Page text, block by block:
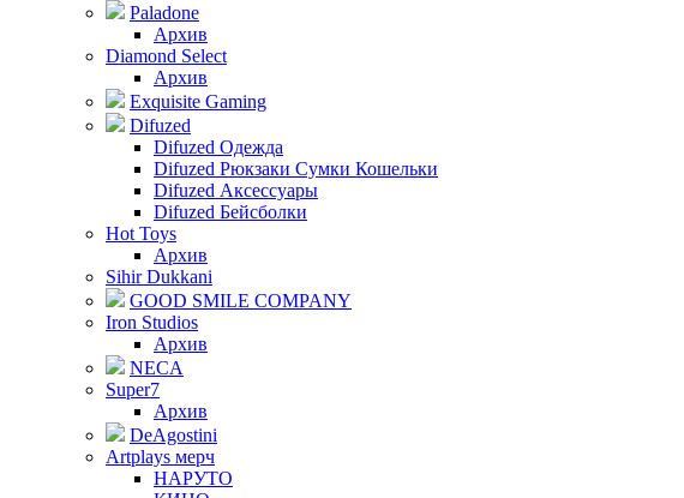
Paladone
Архив
Diamond Select
Архив
Exquisite Gaming
Difuzed
Difuzed Одежда
Difuzed Рюкзаки Сумки Кошельки
Difuzed Аксессуары
Difuzed Бейсболки
Hot Toys
Архив
Sihir Dukkani
GOOD SMILE COMPANY
Iron Studios
Архив
NECA
Super7
Архив
DeAgostini
Artplays мерч
НАРУТО